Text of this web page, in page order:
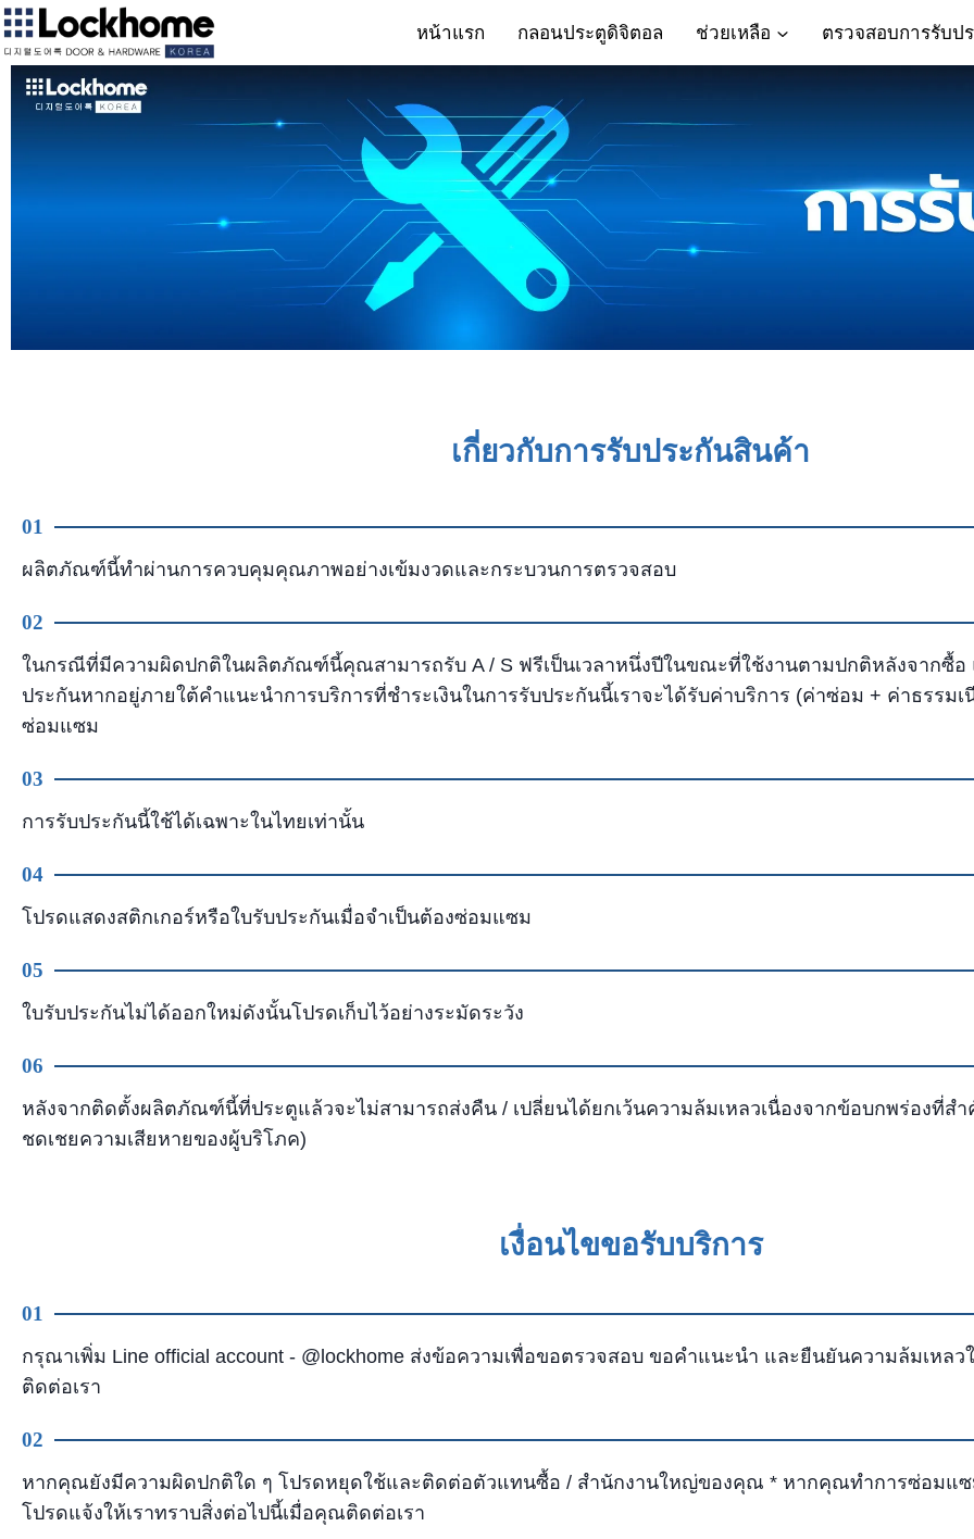
หน้าแรก กลอนประตูดิจิตอล ช่วยเหลือ ตรวจสอบการรับป
เกี่ยวกับการรับประกันสินค้า
01
ผลิตภัณฑ์นี้ทําผ่านการควบคุมคุณภาพอย่างเข้มงวดและกระบวนการตรวจสอบ
02
ในกรณีที่มีความผิดปกติในผลิตภัณฑ์นี้คุณสามารถรับ A / S ฟรีเป็นเวลาหนึ่งปีในขณะที่ใช้งานตามปกติหลังจากซื้อ
ประกันหากอยู่ภายใต้คําแนะนําการบริการที่ชําระเงินในการรับประกันนี้เราจะได้รับค่าบริการ (ค่าซ่อม + ค่าธรรม
ซ่อมแซม
03
การรับประกันนี้ใช้ได้เฉพาะในไทยเท่านั้น
04
โปรดแสดงสติกเกอร์หรือใบรับประกันเมื่อจําเป็นต้องซ่อมแซม
05
ใบรับประกันไม่ได้ออกใหม่ดังนั้นโปรดเก็บไว้อย่างระมัดระวัง
06
หลังจากติดตั้งผลิตภัณฑ์นี้ที่ประตูแล้วจะไม่สามารถส่งคืน / เปลี่ยนได้ยกเว้นความล้มเหลวเนื่องจากข้อบกพร่องที่สํ
ชดเชยความเสียหายของผู้บริโภค)
เงื่อนไขขอรับบริการ
01
กรุณาเพิ่ม Line official account - @lockhome ส่งข้อความเพื่อขอตรวจสอบ ขอคําแนะนํา และยืนยันความล้มเหล
ติดต่อเรา
02
หากคุณยังมีความผิดปกติใด ๆ โปรดหยุดใช้และติดต่อตัวแทนซื้อ / สํานักงานใหญ่ของคุณ * หากคุณทําการซ่อมแซ
โปรดแจ้งให้เราทราบสิ่งต่อไปนี้เมื่อคุณติดต่อเรา